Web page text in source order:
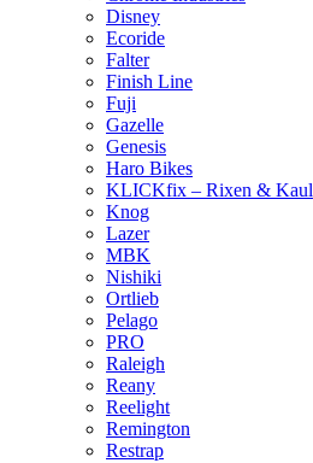
Disney
Ecoride
Falter
Finish Line
Fuji
Gazelle
Genesis
Haro Bikes
KLICKfix – Rixen & Kaul
Knog
Lazer
MBK
Nishiki
Ortlieb
Pelago
PRO
Raleigh
Reany
Reelight
Remington
Restrap